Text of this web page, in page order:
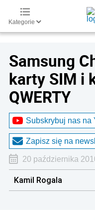
Kategorie
Samsung
karty SIM i
QWERTY
Subskrybuj nas na
Zapisz się na
20 października
Kamil Rogala